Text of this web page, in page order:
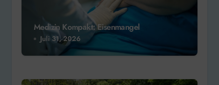
Medizin Kompakt: Eisenmangel
Juli 31, 2026